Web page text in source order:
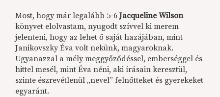
Most, hogy már legalább 5-6Jacqueline Wilson
könyvet elolvastam, nyugodt szívvel ki merem
jelenteni, hogy az lehet ő saját hazájában, mint
Janikovszky Éva volt nekünk, magyaroknak.
Ugyanazzal a mély meggyőződéssel, emberséggel és
hittel mesél, mint Éva néni, aki írásain keresztül,
szinte észrevétlenül „nevel” felnőtteket és gyerekeket
egyaránt.